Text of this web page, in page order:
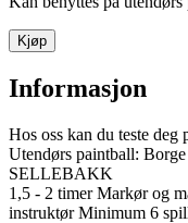
Kjøp
Informasjon
Hos oss kan du teste deg
Utendørs paintball:
SELLEBAKK
1,5 - 2 timer Markør og
instruktør Minimum 6